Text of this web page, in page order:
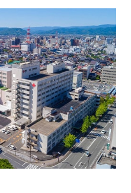
評価・認証にさらされている。
（医療）安全：Patient Safety」
ての機能性、患者にとっての
う施設では「安全」が何より
対しても厳しい要求がある。
ピークは2008年の1億2,808万
50年ほどで終戦時と同程度ま
2）。
はせいぜい25年から30年とい